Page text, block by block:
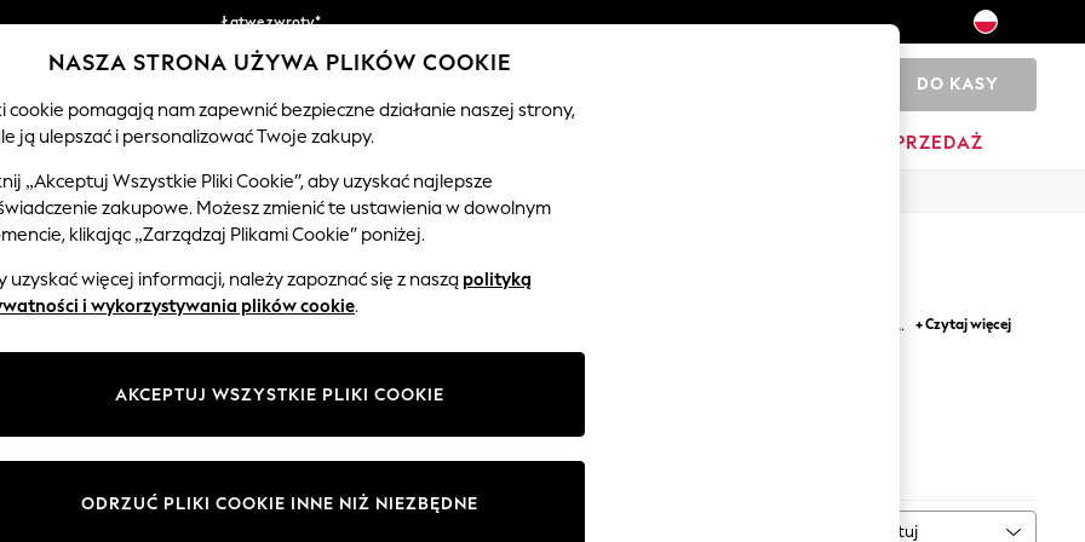
Łatwe zwroty*
Akceptujemy
DO KASY
KOBIETY MĘŻCZYŹNI WYPRZEDAŻ
Our high-quality collection of running and lifestyle shoes are perfect for your footwear collection. Use our white
chic urban look. Or, go with a fresh look with our green trainers in chunky, high-top and other trending styles.
+ Czytaj więcej
Sortuj
NASZA STRONA UŻYWA PLIKÓW COOKIE
cookie pomagają nam zapewnić bezpieczne działanie naszej strony,
ją ulepszać i personalizować Twoje zakupy.
„Akceptuj Wszystkie Pliki Cookie”, aby uzyskać najlepsze
zakupowe. Możesz zmienić te ustawienia w dowolnym
klikając „Zarządzaj Plikami Cookie” poniżej.
uzyskać więcej informacji, należy zapoznać się z naszą polityką
i wykorzystywania plików cookie.
AKCEPTUJ WSZYSTKIE PLIKI COOKIE
ODRZUĆ PLIKI COOKIE INNE NIŻ NIEZBĘDNE